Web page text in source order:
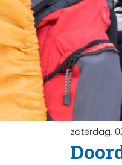
zaterdag,